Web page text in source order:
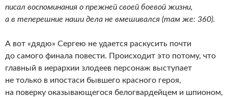
писал воспоминания о прежней своей боевой жизни,
а в теперешние наши дела не вмешивался (там же: 360).
А вот «дядю» Сергею не удается раскусить почти
до самого финала повести. Происходит это потому, что
главный в иерархии злодеев персонаж выступает
не только в ипостаси бывшего красного героя,
на поверку оказывающегося белогвардейцем и шпионом,